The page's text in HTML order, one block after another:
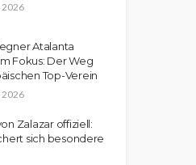
2026
Atalanta
Fokus: Der Weg
Top-Verein
2026
Zalazar offiziell:
sich besondere